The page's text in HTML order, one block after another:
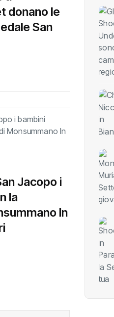
donano le
San
Jacopo i
la
In